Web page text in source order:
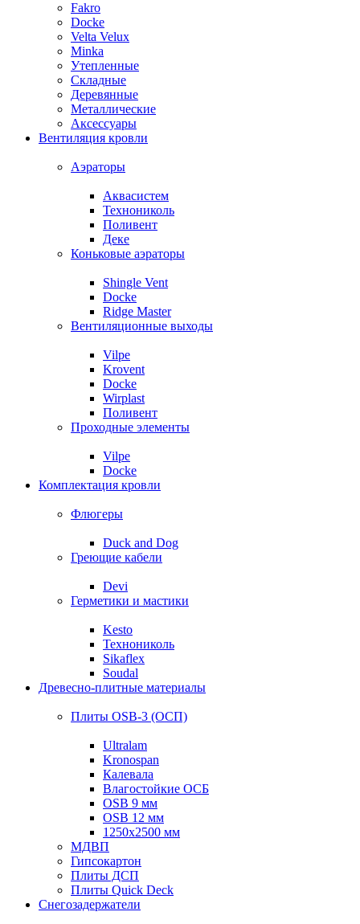
Fakro
Docke
Velta Velux
Minka
Утепленные
Складные
Деревянные
Металлические
Аксессуары
Вентиляция кровли
Аэраторы
Аквасистем
Технониколь
Поливент
Деке
Коньковые аэраторы
Shingle Vent
Docke
Ridge Master
Вентиляционные выходы
Vilpe
Krovent
Docke
Wirplast
Поливент
Проходные элементы
Vilpe
Docke
Комплектация кровли
Флюгеры
Duck and Dog
Греющие кабели
Devi
Герметики и мастики
Kesto
Технониколь
Sikaflex
Soudal
Древесно-плитные материалы
Плиты OSB-3 (ОСП)
Ultralam
Kronospan
Калевала
Влагостойкие ОСБ
OSB 9 мм
OSB 12 мм
1250х2500 мм
МДВП
Гипсокартон
Плиты ДСП
Плиты Quick Deck
Снегозадержатели